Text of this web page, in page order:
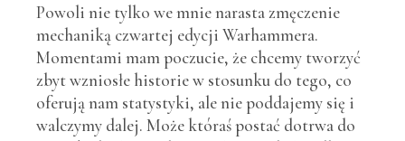
Powoli nie tylko we mnie narasta zmęczenie
mechaniką czwartej edycji Warhammera.
Momentami mam poczucie, że chcemy tworzyć
zbyt wzniosłe historie w stosunku do tego, co
oferują nam statystyki, ale nie poddajemy się i
walczymy dalej. Może któraś postać dotrwa do